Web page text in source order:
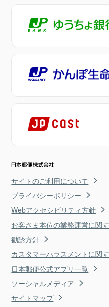
サイトのご利用について
プライバシーポリシー
Webアクセシビリティ方針
お客さま本位の業務運営に関
勧誘方針
カスタマーハラスメントに関
日本郵便公式アプリ一覧
ソーシャルメディア
サイトマップ